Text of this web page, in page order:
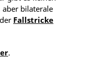
aber bilaterale
Fallstricke
.